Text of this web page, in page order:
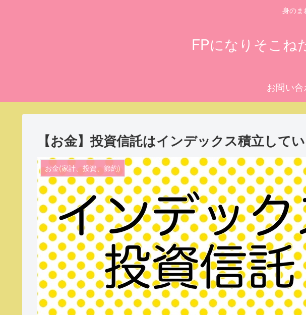
身のま
FPになりそこね
お問い
【お金】投資信託はインデックス積立して
お金(家計、投資、節約)